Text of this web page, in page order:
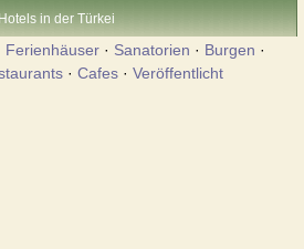
Hotels in der Türkei
Ferienhäuser · Sanatorien · Burgen ·
· Cafes · Veröffentlicht